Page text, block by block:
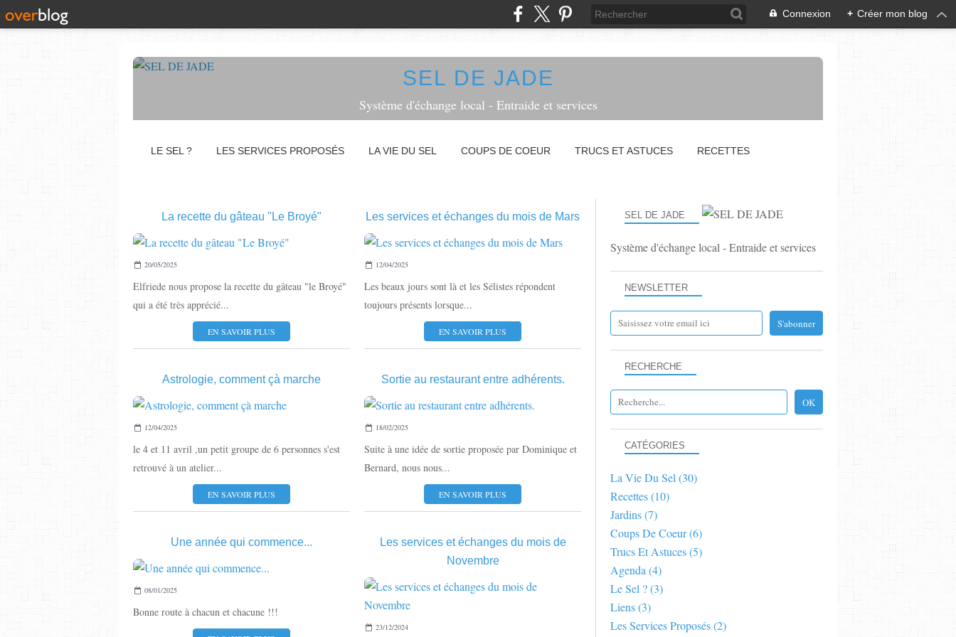
Connexion + Créer mon blog
SEL DE JADE
Système d'échange local - Entraide et services
LE SEL ? LES SERVICES PROPOSÉS LA VIE DU SEL COUPS DE COEUR TRUCS ET ASTUCES RECETTES
La recette du gâteau "Le Broyé"
RECETTES
20/05/2025
Elfriede nous propose la recette du gâteau "le Broyé"
qui a été très apprécié...
EN SAVOIR PLUS
Les services et échanges du mois de Mars
LA VIE DU SEL
12/04/2025
Les beaux jours sont là et les Sélistes répondent
toujours présents lorsque...
EN SAVOIR PLUS
Astrologie, comment çà marche
LA VIE DU SEL
12/04/2025
le 4 et 11 avril ,un petit groupe de 6 personnes s'est
retrouvé à un atelier...
EN SAVOIR PLUS
Sortie au restaurant entre adhérents.
LA VIE DU SEL
18/02/2025
Suite à une idée de sortie proposée par Dominique et
Bernard, nous nous...
EN SAVOIR PLUS
Une année qui commence...
08/01/2025
Bonne route à chacun et chacune !!!
Les services et échanges du mois de
Novembre
23/12/2024
NEWSLETTER
RECHERCHE
SEL DE JADE
Système d'échange local - Entraide et services
CATÉGORIES
La Vie Du Sel (30)
Recettes(10)
Jardins(7)
Coups De Coeur(6)
Trucs Et Astuces(5)
Agenda (4)
Le Sel ?(3)
Liens(3)
Les Services Proposés(2)